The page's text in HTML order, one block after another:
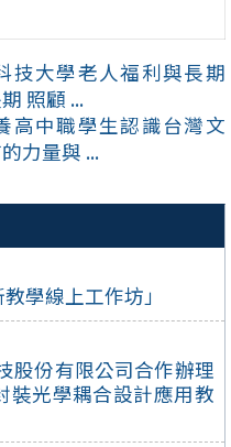
學線上工作坊」
股份有限公司合作辦理
裝光學耦合設計應用教
技大學老人福利與長期
照顧 ...
高中職學生認識台灣文
力量與 ...